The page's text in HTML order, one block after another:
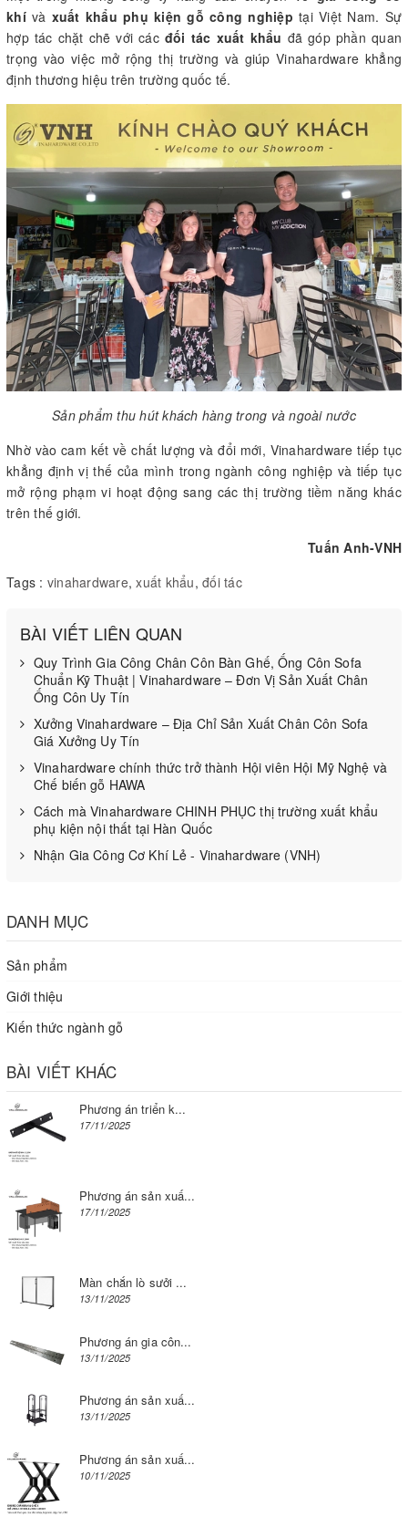
khívà xuất khẩu phụ kiện gỗ công nghiệp tại Việt Nam. Sự
hợp tác chặt chẽ với các đối tác xuất khẩu đã góp phần quan
trọng vào việc mở rộng thị trường và giúp Vinahardware khẳng
định thương hiệu trên trường quốc tế.
Sản phẩm thu hút khách hàng trong và ngoài nước
Nhờ vào cam kết về chất lượng và đổi mới, Vinahardware tiếp tục
khẳng định vị thế của mình trong ngành công nghiệp và tiếp tục
mở rộng phạm vi hoạt động sang các thị trường tiềm năng khác
trên thế giới.
Tuấn Anh-VNH
Tags : vinahardware,xuất khẩu, đối tác
BÀI VIẾT LIÊN QUAN
Quy Trình Gia Công Chân Côn Bàn Ghế, Ống Côn Sofa
Chuẩn Kỹ Thuật | Vinahardware – Đơn Vị Sản Xuất Chân
Ống Côn Uy Tín
Xưởng Vinahardware – Địa Chỉ Sản Xuất Chân Côn Sofa
Giá Xưởng Uy Tín
Vinahardware chính thức trở thành Hội viên Hội Mỹ Nghệ và
Chế biến gỗ HAWA
Cách mà Vinahardware CHINH PHỤC thị trường xuất khẩu
phụ kiện nội thất tại Hàn Quốc
Nhận Gia Công Cơ Khí Lẻ - Vinahardware (VNH)
DANH MỤC
Sản phẩm
Giới thiệu
Kiến thức ngành gỗ
BÀI VIẾT KHÁC
Phương án triển k...
17/11/2025
Phương án sản xuấ...
17/11/2025
Màn chắn lò sưởi ...
13/11/2025
Phương án gia côn...
13/11/2025
Phương án sản xuấ...
13/11/2025
Phương án sản xuấ...
10/11/2025